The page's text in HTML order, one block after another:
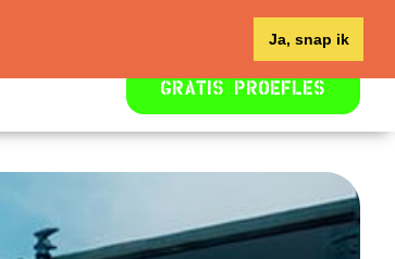
Ja, snap ik
GRATIS PROEFLES